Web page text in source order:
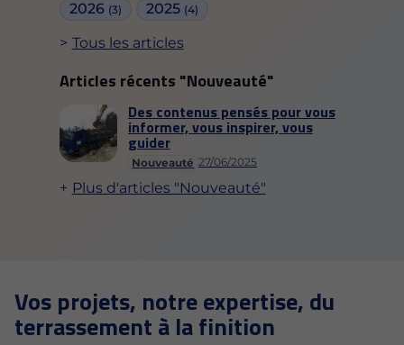
2026 (3) 2025 (4)
Tous les articles
Articles récents "Nouveauté"
Nouveauté 27/06/2025
Des contenus pensés pour vous
informer, vous inspirer, vous
guider
Plus d'articles "Nouveauté"
Vos projets, notre expertise, du
terrassement à la finition